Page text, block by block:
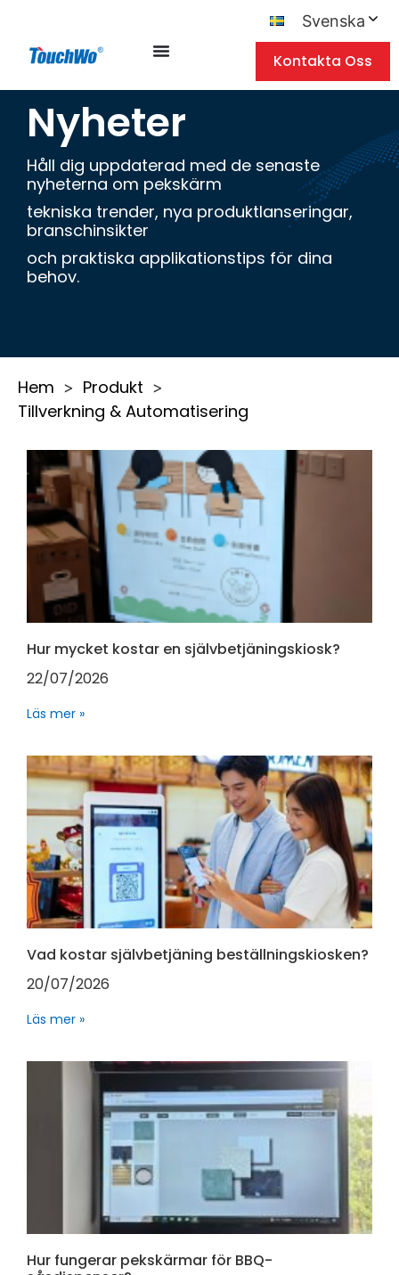
Svenska
Kontakta Oss
Nyheter
Håll dig uppdaterad med de senaste
nyheterna om pekskärm
tekniska trender, nya produktlanseringar,
branschinsikter
och praktiska applikationstips för dina
behov.
Hem > Produkt >
Tillverkning & Automatisering
Hur mycket kostar en självbetjäningskiosk?
22/07/2026
Läs mer »
Vad kostar självbetjäning beställningskiosken?
20/07/2026
Läs mer »
Hur fungerar pekskärmar för BBQ-